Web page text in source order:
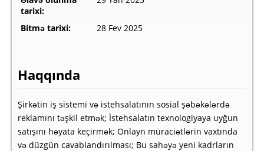
tarixi:
Bitmə tarixi: 28 Fev 2025
Haqqında
Şirkətin iş sistemi və istehsalatının sosial şəbəkələrdə
reklamını təşkil etmək; İstehsalatın texnologiyaya uyğun
satışını həyata keçirmək; Onlayn müraciətlərin vaxtında
və düzgün cavablandırılması; Bu sahəyə yeni kadrların